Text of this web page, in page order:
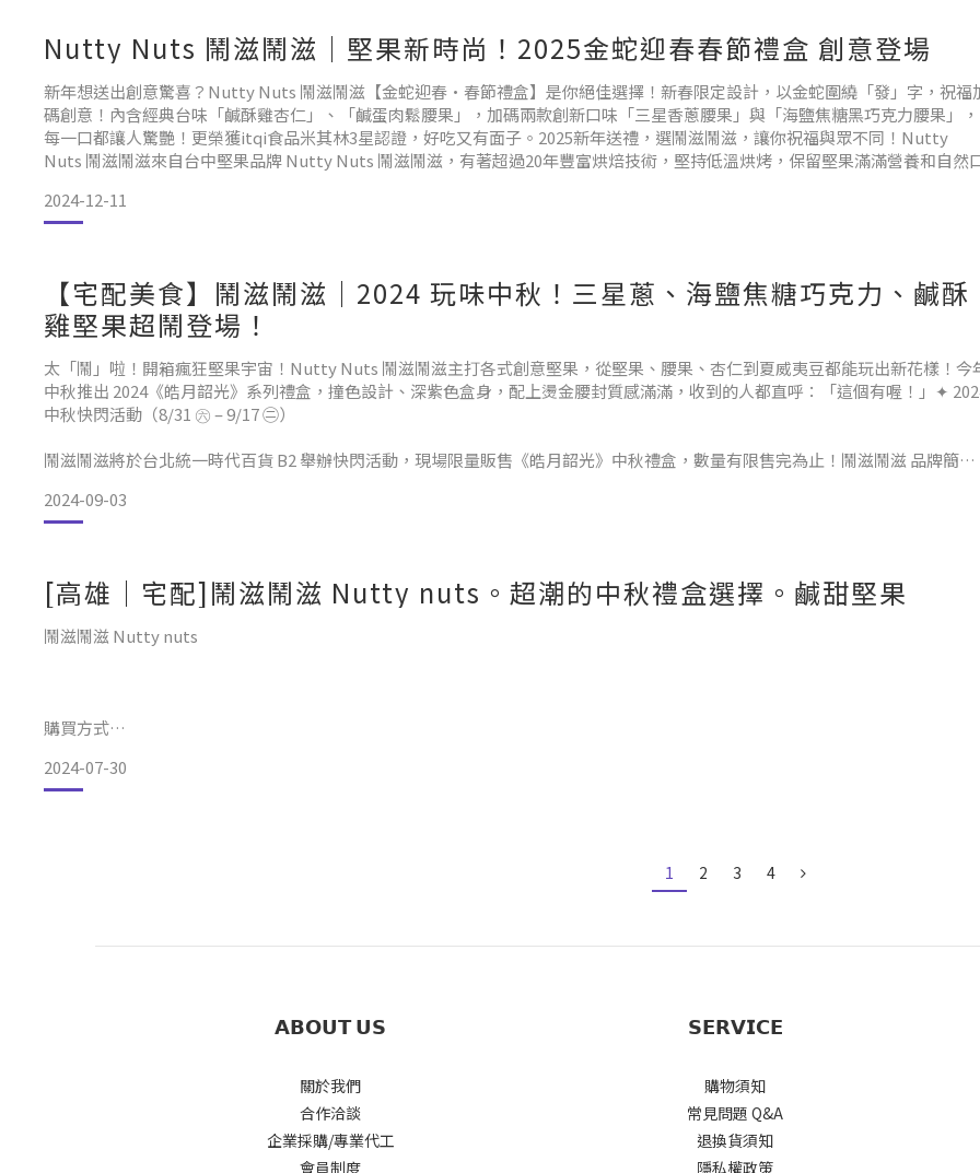
Nutty Nuts 鬧滋鬧滋｜堅果新時尚！2025金蛇迎春春節禮盒 創意登場
新年想送出創意驚喜？Nutty Nuts 鬧滋鬧滋【金蛇迎春•春節禮盒】是你絕佳選擇！新春限定設計，以金蛇圍繞「發」字，祝福
碼創意！內含經典台味「鹹酥雞杏仁」、「鹹蛋肉鬆腰果」，加碼兩款創新口味「三星香蔥腰果」與「海鹽焦糖黑巧克力腰果」，
每一口都讓人驚艷！更榮獲itqi食品米其林3星認證，好吃又有面子。2025新年送禮，選鬧滋鬧滋，讓你祝福與眾不同！Nutty
Nuts 鬧滋鬧滋來自台中堅果品牌 Nutty Nuts 鬧滋鬧滋，有著超過20年豐富烘焙技術，堅持低溫烘烤，保留堅果滿滿營養和自然
2024-12-11
【宅配美食】鬧滋鬧滋｜2024 玩味中秋！三星蔥、海鹽焦糖巧克力、鹹酥
雞堅果超鬧登場！
太「鬧」啦！開箱瘋狂堅果宇宙！Nutty Nuts 鬧滋鬧滋主打各式創意堅果，從堅果、腰果、杏仁到夏威夷豆都能玩出新花樣！今
中秋推出 2024《皓月韶光》系列禮盒，撞色設計、深紫色盒身，配上燙金腰封質感滿滿，收到的人都直呼：「這個有喔！」✦
中秋快閃活動（8/31 ㊅ – 9/17 ㊁）
鬧滋鬧滋將於台北統一時代百貨 B2 舉辦快閃活動，現場限量販售《皓月韶光》中秋禮盒，數量有限售完為止！鬧滋鬧滋 品牌簡介
2024-09-03
[高雄｜宅配]鬧滋鬧滋 Nutty nuts。超潮的中秋禮盒選擇。鹹甜堅果
鬧滋鬧滋 Nutty nuts
購買方式
2024-07-30
1 2 3 4
𝗔𝗕𝗢𝗨𝗧 𝗨𝗦
關於我們
合作洽談
企業採購/專業代工
會員制度
𝗦𝗘𝗥𝗩𝗜𝗖𝗘
購物須知
常見問題 Q&A
退換貨須知
隱私權政策